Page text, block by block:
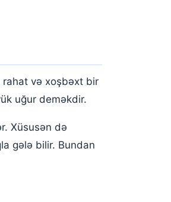
rahat və xoşbəxt bir
uğur deməkdir.
Xüsusən də
gələ bilir. Bundan